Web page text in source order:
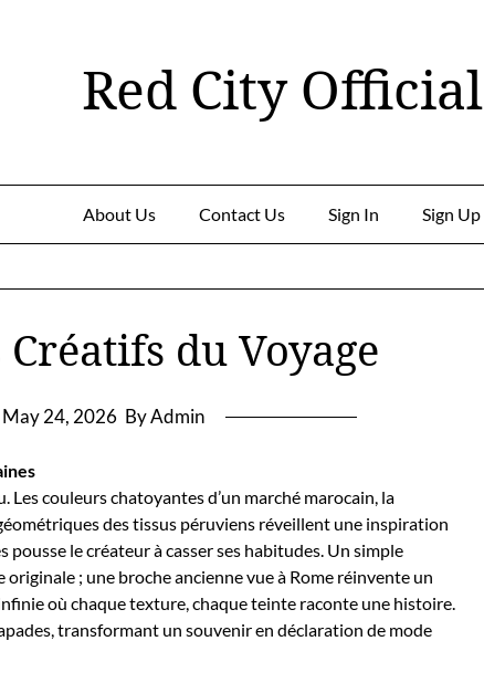
Red City Official
About Us Contact Us Sign In Sign Up
du Voyage
May 24, 2026 By Admin
Les couleurs chatoyantes d’un marché marocain, la
des tissus péruviens réveillent une inspiration
le créateur à casser ses habitudes. Un simple
; une broche ancienne vue à Rome réinvente un
où chaque texture, chaque teinte raconte une histoire.
transformant un souvenir en déclaration de mode